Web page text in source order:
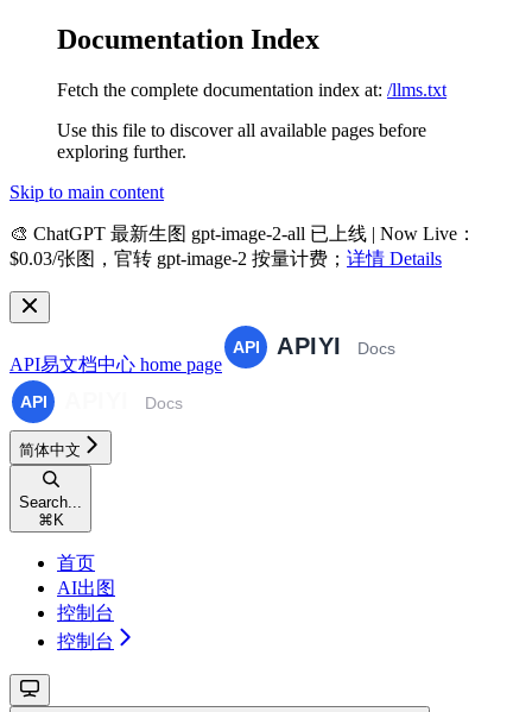
Documentation Index
Fetch the complete documentation index at: /llms.txt
Use this file to discover all available pages before
exploring further.
Skip to main content
🎨 ChatGPT 最新生图 gpt-image-2-all 已上线 | Now Live ：
$0.03/张图，官转 gpt-image-2 按量计费； 详情 Details
API易文档中心 home page
简体中文
Search...
⌘ K
首页
AI出图
控制台
控制台